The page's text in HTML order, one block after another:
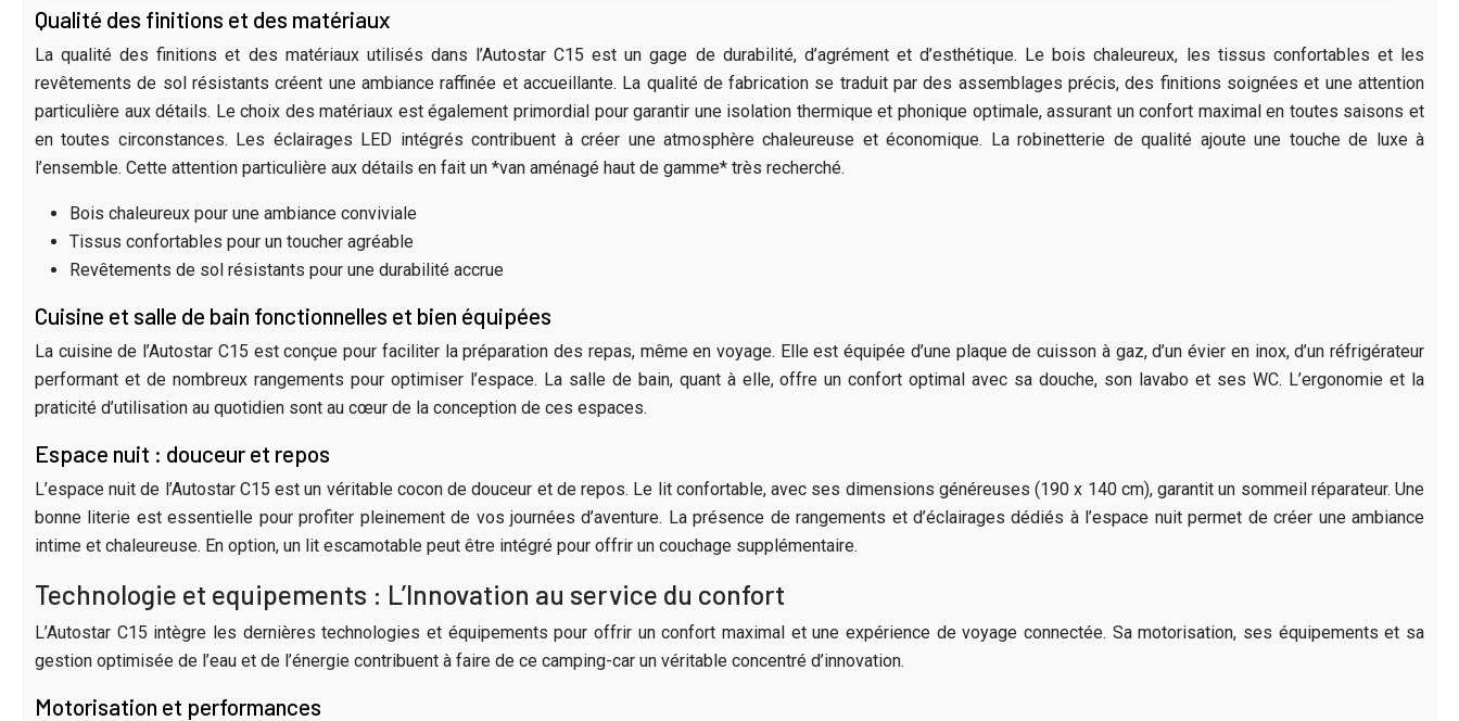
Qualité des finitions et des matériaux
La qualité des finitions et des matériaux utilisés dans l’Autostar C15 est un gage de durabilité, d’agrément et d’esthétique. Le bois chaleureux, les tissus confortables et les
revêtements de sol résistants créent une ambiance raffinée et accueillante. La qualité de fabrication se traduit par des assemblages précis, des finitions soignées et une attention
particulière aux détails. Le choix des matériaux est également primordial pour garantir une isolation thermique et phonique optimale, assurant un confort maximal en toutes saisons et
en toutes circonstances. Les éclairages LED intégrés contribuent à créer une atmosphère chaleureuse et économique. La robinetterie de qualité ajoute une touche de luxe à
l’ensemble. Cette attention particulière aux détails en fait un *van aménagé haut de gamme* très recherché.
Bois chaleureux pour une ambiance conviviale
Tissus confortables pour un toucher agréable
Revêtements de sol résistants pour une durabilité accrue
Cuisine et salle de bain fonctionnelles et bien équipées
La cuisine de l’Autostar C15 est conçue pour faciliter la préparation des repas, même en voyage. Elle est équipée d’une plaque de cuisson à gaz, d’un évier en inox, d’un réfrigérateur
performant et de nombreux rangements pour optimiser l’espace. La salle de bain, quant à elle, offre un confort optimal avec sa douche, son lavabo et ses WC. L’ergonomie et la
praticité d’utilisation au quotidien sont au cœur de la conception de ces espaces.
Espace nuit : douceur et repos
L’espace nuit de l’Autostar C15 est un véritable cocon de douceur et de repos. Le lit confortable, avec ses dimensions généreuses (190 x 140 cm), garantit un sommeil réparateur. Une
bonne literie est essentielle pour profiter pleinement de vos journées d’aventure. La présence de rangements et d’éclairages dédiés à l’espace nuit permet de créer une ambiance
intime et chaleureuse. En option, un lit escamotable peut être intégré pour offrir un couchage supplémentaire.
Technologie et equipements : L’Innovation au service du confort
L’Autostar C15 intègre les dernières technologies et équipements pour offrir un confort maximal et une expérience de voyage connectée. Sa motorisation, ses équipements et sa
gestion optimisée de l’eau et de l’énergie contribuent à faire de ce camping-car un véritable concentré d’innovation.
Motorisation et performances